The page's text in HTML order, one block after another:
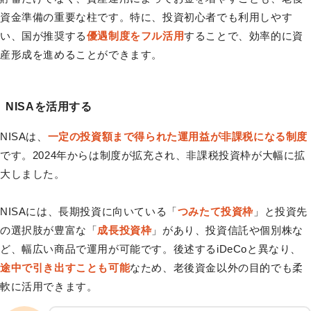
資金準備の重要な柱です。特に、投資初心者でも利用しやす
い、国が推奨する優遇制度をフル活用することで、効率的に資
産形成を進めることができます。
NISAを活用する
NISAは、 一定の投資額まで得られた運用益が非課税になる制度
です。2024年からは制度が拡充され、非課税投資枠が大幅に拡
大しました。
NISAには、長期投資に向いている「つみたて投資枠 」と投資先
の選択肢が豊富な「成長投資枠」があり、投資信託や個別株な
ど、幅広い商品で運用が可能です。後述するiDeCoと異なり、
途中で引き出すことも可能なため、老後資金以外の目的でも柔
軟に活用できます。